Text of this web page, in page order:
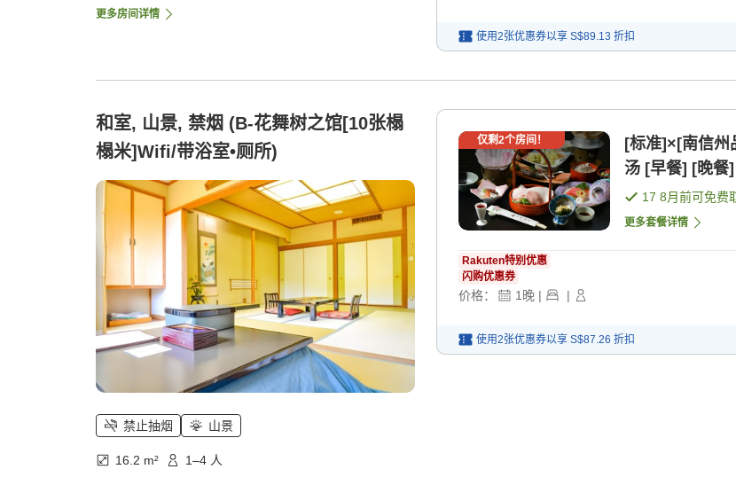
更多房间详情
使用2张优惠券以享 S$89.13 折扣
和室, 山景, 禁烟 (B-花舞树之馆[10张榻
榻米]Wifi/带浴室•厕所)
禁止抽烟 山景
16.2 m² 1–4 人
仅剩2个房间！
[标准]×[南信州
汤 [早餐] [晚餐]
17 8月前可免费
更多套餐详情
Rakuten特别优惠
闪购优惠券
价格： 1 晚 | |
使用2张优惠券以享 S$87.26 折扣